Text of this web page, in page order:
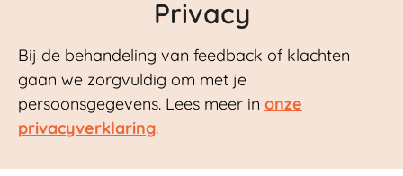
Privacy
Bij de behandeling van feedback of klachten
gaan we zorgvuldig om met je
persoonsgegevens. Lees meer in onze
privacyverklaring.